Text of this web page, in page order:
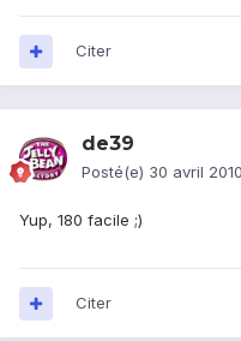
Citer
de39
Posté(e) 30 avril 2010
Yup, 180 facile ;)
Citer